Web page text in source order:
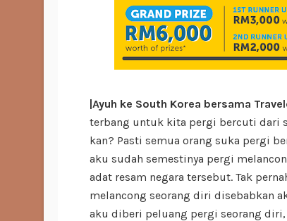
|Ayuh ke South Korea bersama
terbang untuk kita pergi bercuti dari
kan? Pasti semua orang suka pergi
aku sudah semestinya pergi
adat resam negara tersebut. Tak
melancong seorang diri disebabkan
aku diberi peluang pergi seorang